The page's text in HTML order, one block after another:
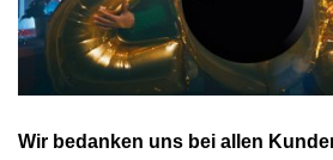
Wir bedanken uns bei allen